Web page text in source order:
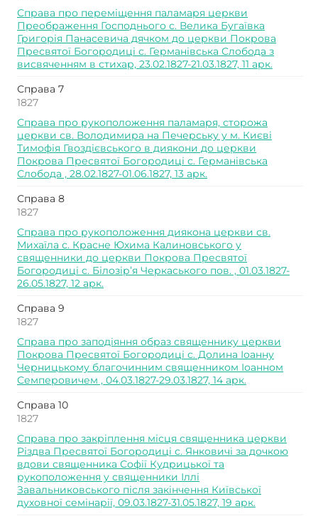
Справа про переміщення паламаря церкви
Преображення Господнього с. Велика Бугаївка
Григорія Панасевича дячком до церкви Покрова
Пресвятої Богородиці с. Германівська Слобода з
висвяченням в стихар, 23.02.1827-21.03.1827, 11 арк.
Справа 7
1827
Справа про рукоположення паламаря, сторожа
церкви св. Володимира на Печерську у м. Києві
Тимофія Гвоздієвського в диякони до церкви
Покрова Пресвятої Богородиці с. Германівська
Слобода , 28.02.1827-01.06.1827, 13 арк.
Справа 8
1827
Справа про рукоположення диякона церкви св.
Михаїла с. Красне Юхима Калиновського у
священники до церкви Покрова Пресвятої
Богородиці с. Білозір’я Черкаського пов. , 01.03.1827-
26.05.1827, 12 арк.
Справа 9
1827
Справа про заподіяння образ священнику церкви
Покрова Пресвятої Богородиці с. Долина Іоанну
Черницькому благочинним священником Іоанном
Семперовичем , 04.03.1827-29.03.1827, 14 арк.
Справа 10
1827
Справа про закріплення місця священника церкви
Різдва Пресвятої Богородиці с. Янковичі за дочкою
вдови священника Софії Кудрицької та
рукоположення у священники Іллі
Завальниковського після закінчення Київської
духовної семінарії, 09.03.1827-31.05.1827, 19 арк.